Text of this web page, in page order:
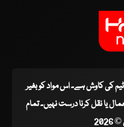
ٹیم کی کاوش ہے۔ اس مواد کو بغیر
یا نقل کرنا درست نہیں۔ تمام